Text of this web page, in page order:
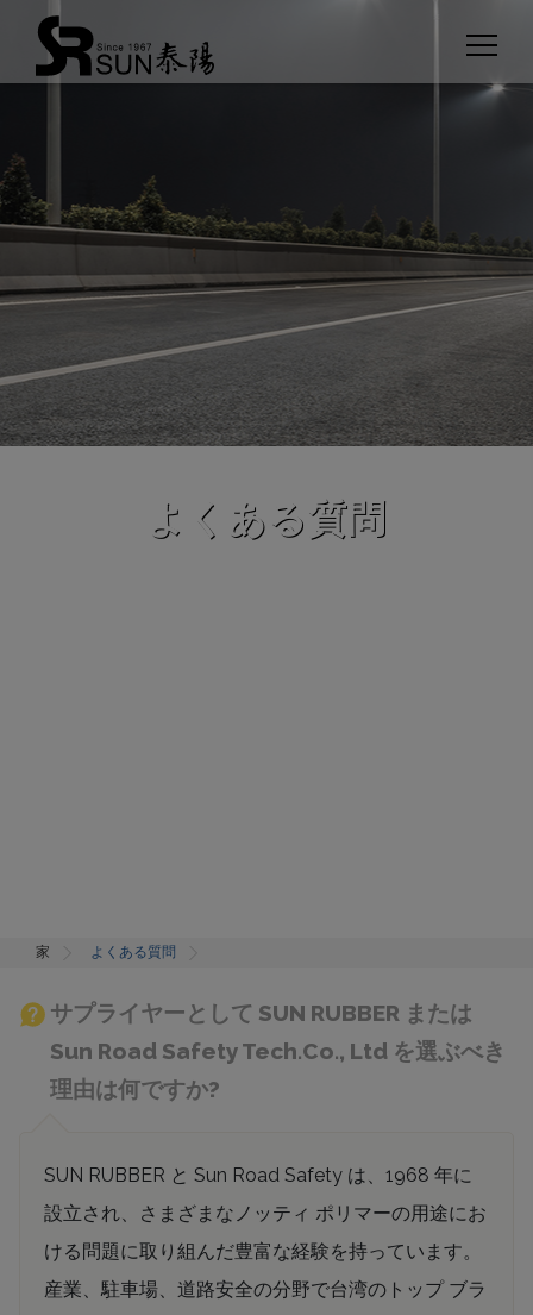
よくある質問
家 よくある質問
サプライヤーとして SUN RUBBER または
Sun Road Safety Tech.Co., Ltd を選ぶべき
理由は何ですか?
SUN RUBBER と Sun Road Safety は、1968 年に
設立され、さまざまなノッティ ポリマーの用途にお
ける問題に取り組んだ豊富な経験を持っています。
産業、駐車場、道路安全の分野で台湾のトップ ブラ
クッキー利用の管理について